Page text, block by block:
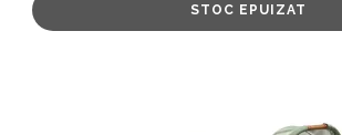
STOC EPUIZAT